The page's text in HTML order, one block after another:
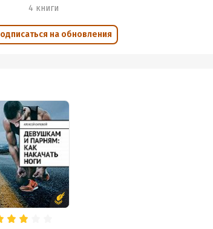
4 книги
на обновления